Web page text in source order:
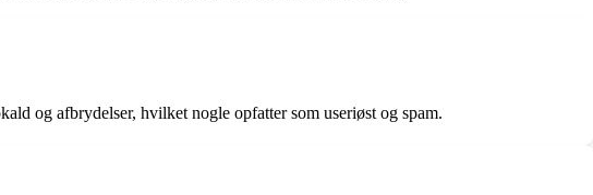
og afbrydelser, hvilket nogle opfatter som useriøst og spam.